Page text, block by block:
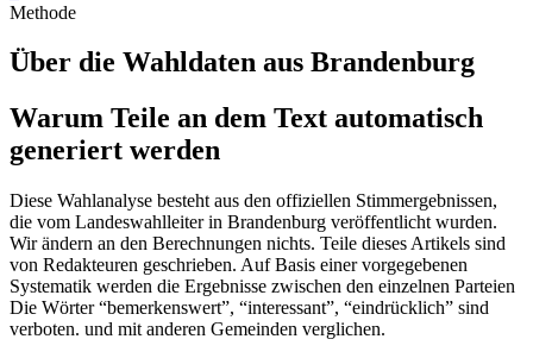
Methode
Über die Wahldaten aus Brandenburg
Warum Teile an dem Text automatisch
generiert werden
Diese Wahlanalyse besteht aus den offiziellen Stimmergebnissen,
die vom Landeswahlleiter in Brandenburg veröffentlicht wurden.
Wir ändern an den Berechnungen nichts. Teile dieses Artikels sind
von Redakteuren geschrieben. Auf Basis einer vorgegebenen
Systematik werden die Ergebnisse zwischen den einzelnen Parteien
Die Wörter “bemerkenswert”, “interessant”, “eindrücklich” sind
verboten. und mit anderen Gemeinden verglichen.